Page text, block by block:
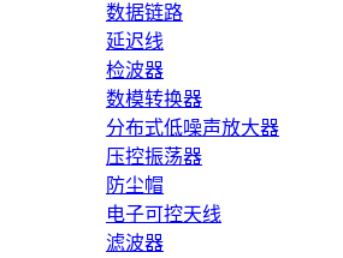
数据链路
延迟线
检波器
数模转换器
分布式低噪声放大器
压控振荡器
防尘帽
电子可控天线
滤波器